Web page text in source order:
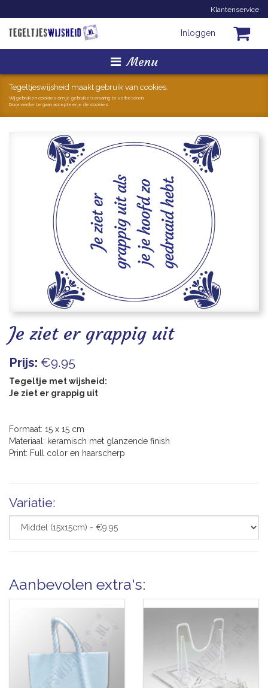
Klantenservice
Inloggen
Menu
Homepage
Tegeltjes
Mokken
Hollandse Kunst
Geschenkjes
Zoeken
Tegeltjeswijsheid maakt gebruik van cookies.
Wij gebruiken cookies om je gebruikerservaring te verbeteren.
Door verder te gaan accepteer je de cookies.
Je ziet er grappig uit
Prijs: €9.95
Tegeltje met wijsheid:
Je ziet er grappig uit
Formaat: 15 x 15 cm
Materiaal: keramisch met glanzende finish
Print: Full color en haarscherp
Variatie:
Aanbevolen extra's: